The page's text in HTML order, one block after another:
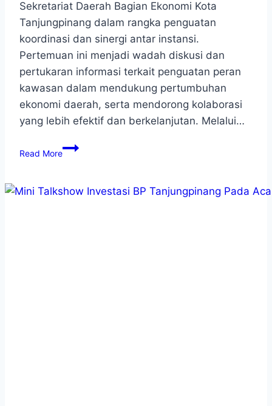
Sekretariat Daerah Bagian Ekonomi Kota
Tanjungpinang dalam rangka penguatan
koordinasi dan sinergi antar instansi.
Pertemuan ini menjadi wadah diskusi dan
pertukaran informasi terkait penguatan peran
kawasan dalam mendukung pertumbuhan
ekonomi daerah, serta mendorong kolaborasi
yang lebih efektif dan berkelanjutan. Melalui…
Read More